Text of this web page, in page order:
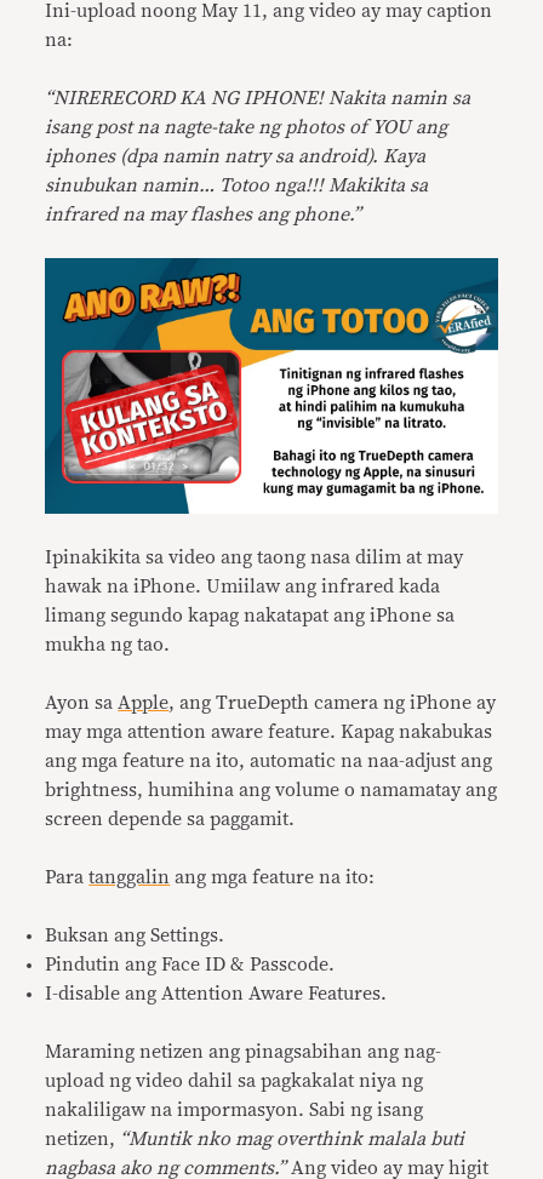
Ini-upload noong May 11, ang video ay may caption
na:
“NIRERECORD KA NG IPHONE! Nakita namin sa
isang post na nagte-take ng photos of YOU ang
iphones (dpa namin natry sa android). Kaya
sinubukan namin… Totoo nga!!! Makikita sa
infrared na may flashes ang phone.”
Ipinakikita sa video ang taong nasa dilim at may
hawak na iPhone. Umiilaw ang infrared kada
limang segundo kapag nakatapat ang iPhone sa
mukha ng tao.
Ayon sa Apple, ang TrueDepth camera ng iPhone ay
may mga attention aware feature. Kapag nakabukas
ang mga feature na ito, automatic na naa-adjust ang
brightness, humihina ang volume o namamatay ang
screen depende sa paggamit.
Paratanggalin ang mga feature na ito:
Buksan ang Settings.
Pindutin ang Face ID & Passcode.
I-disable ang Attention Aware Features.
Maraming netizen ang pinagsabihan ang nag-
upload ng video dahil sa pagkakalat niya ng
nakaliligaw na impormasyon. Sabi ng isang
netizen, “Muntik nko mag overthink malala buti
nagbasa ako ng comments.”Ang video ay may higit